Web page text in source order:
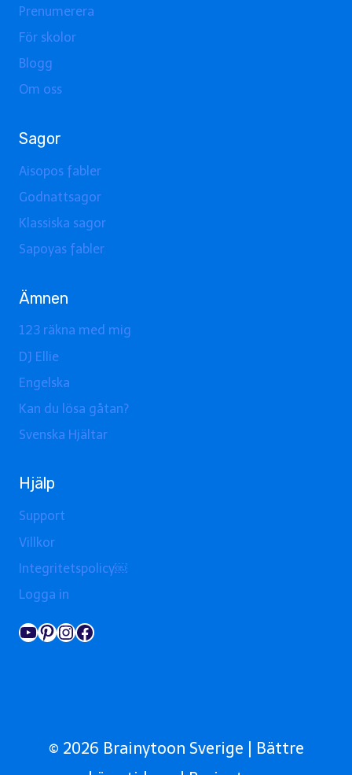
Prenumerera
För skolor
Blogg
Om oss
Sagor
Aisopos fabler
Godnattsagor
Klassiska sagor
Sapoyas fabler
Ämnen
123 räkna med mig
DJ Ellie
Engelska
Kan du lösa gåtan?
Svenska Hjältar
Hjälp
Support
Villkor
Integritetspolicy￼
Logga in
YouTube
Pinterest
Instagram
Facebook
© 2026 Brainytoon Sverige | Bättre